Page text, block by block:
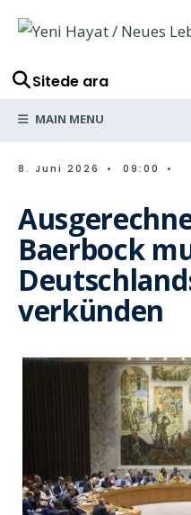
Sitede ara
MAIN MENU
8. Juni 2026 • 09:00 •
Baerbock
verkünden